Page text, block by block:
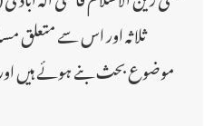
ثلاثہ اور اس سے
موضوع بحث بنے ہوئے ہیں